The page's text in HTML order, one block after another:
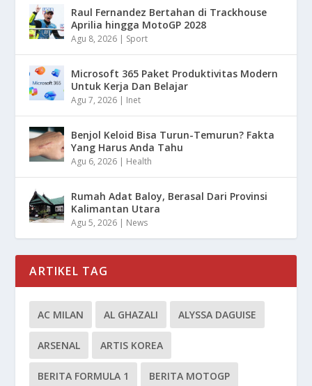
Raul Fernandez Bertahan di Trackhouse
Aprilia hingga MotoGP 2028
Agu 8, 2026 | Sport
Microsoft 365 Paket Produktivitas Modern
Untuk Kerja Dan Belajar
Agu 7, 2026 | Inet
Benjol Keloid Bisa Turun-Temurun? Fakta
Yang Harus Anda Tahu
Agu 6, 2026 | Health
Rumah Adat Baloy, Berasal Dari Provinsi
Kalimantan Utara
Agu 5, 2026 | News
ARTIKEL TAG
AC MILAN AL GHAZALI ALYSSA DAGUISE
ARSENAL ARTIS KOREA
BERITA FORMULA 1 BERITA MOTOGP